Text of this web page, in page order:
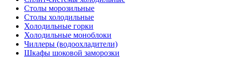
Столы морозильные
Столы холодильные
Холодильные горки
Холодильные моноблоки
Чиллеры (водоохладители)
Шкафы шоковой заморозки